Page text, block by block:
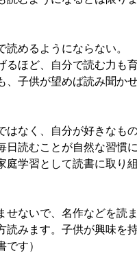
読めるようにならない。
るほど、自分で読む力も
、子供が望めば読み聞か
はなく、自分が好きなも
日読むことが自然な習慣
庭学習として読書に取り
せないで、名作などを読
読みます。子供が興味を
す）